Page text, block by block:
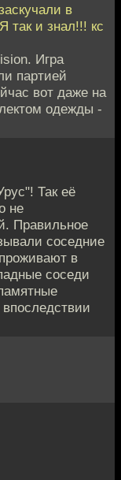
в
Я так и знал!!! кс
Игра
партией
вот даже на
одежды -
Так её
не
Правильное
соседние
в
соседи